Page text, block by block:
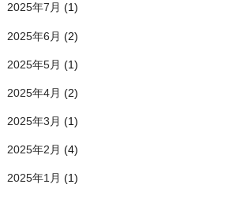
2025年7月 (1)
2025年6月 (2)
2025年5月 (1)
2025年4月 (2)
2025年3月 (1)
2025年2月 (4)
2025年1月 (1)